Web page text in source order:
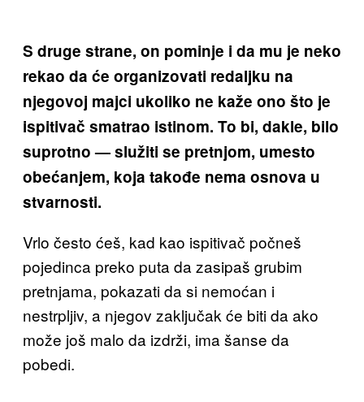
S druge strane, on pominje i da mu je neko
rekao da će organizovati redaljku na
njegovoj majci ukoliko ne kaže ono što je
ispitivač smatrao istinom. To bi, dakle, bilo
suprotno — služiti se pretnjom, umesto
obećanjem, koja takođe nema osnova u
stvarnosti.
Vrlo često ćeš, kad kao ispitivač počneš
pojedinca preko puta da zasipaš grubim
pretnjama, pokazati da si nemoćan i
nestrpljiv, a njegov zaključak će biti da ako
može još malo da izdrži, ima šanse da
pobedi.